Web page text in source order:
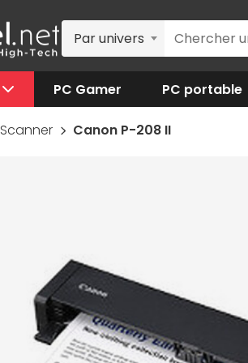
Par univers
PC Gamer PC portable
Scanner Canon P-208 II